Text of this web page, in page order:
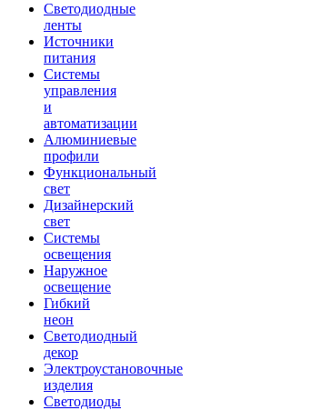
Светодиодные
ленты
Источники
питания
Системы
управления
и
автоматизации
Алюминиевые
профили
Функциональный
свет
Дизайнерский
свет
Системы
освещения
Наружное
освещение
Гибкий
неон
Светодиодный
декор
Электроустановочные
изделия
Светодиоды